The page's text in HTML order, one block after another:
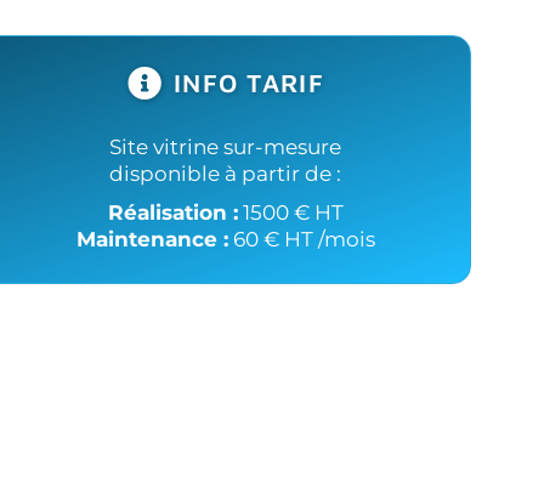
INFO TARIF
Site vitrine sur-mesure
disponible à partir de :
Réalisation :1500 € HT
Maintenance :60 € HT /mois